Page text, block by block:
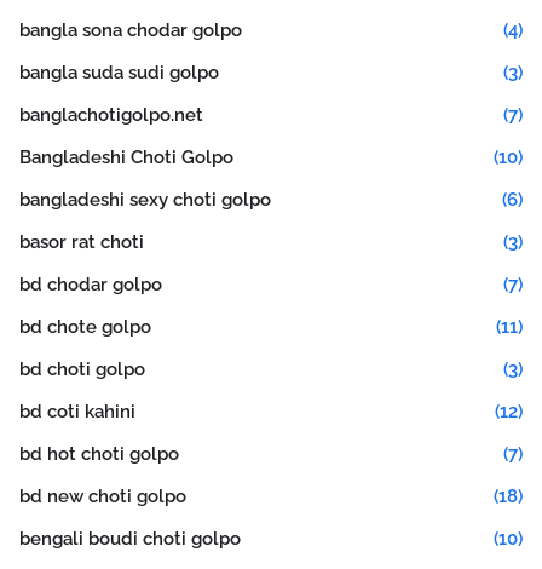
bangla sona chodar golpo
(4)
bangla suda sudi golpo
(3)
banglachotigolpo.net
(7)
Bangladeshi Choti Golpo
(10)
bangladeshi sexy choti golpo
(6)
basor rat choti
(3)
bd chodar golpo
(7)
bd chote golpo
(11)
bd choti golpo
(3)
bd coti kahini
(12)
bd hot choti golpo
(7)
bd new choti golpo
(18)
bengali boudi choti golpo
(10)